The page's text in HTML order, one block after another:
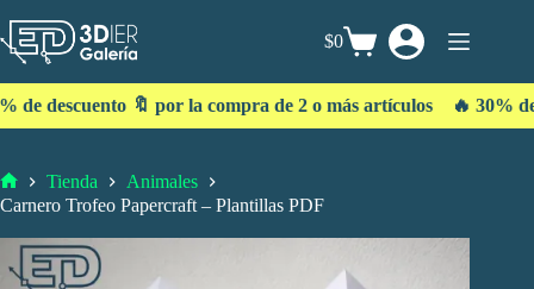
$0
🔖 por la compra de 2 o más artículos 🔥 30% de
Tienda
Animales
Carnero Trofeo Papercraft – Plantillas PDF